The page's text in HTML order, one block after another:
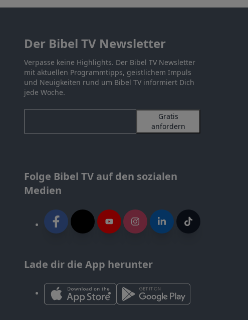
Der Bibel TV Newsletter
Verpasse keine Highlights. Der Bibel TV Newsletter
mit aktuellen Programmtipps, geistlichem Impuls
und Neuigkeiten rund um Bibel TV informiert Dich
jede Woche.
Gratis
anfordern
Folge Bibel TV auf den sozialen
Medien
Lade dir die App herunter